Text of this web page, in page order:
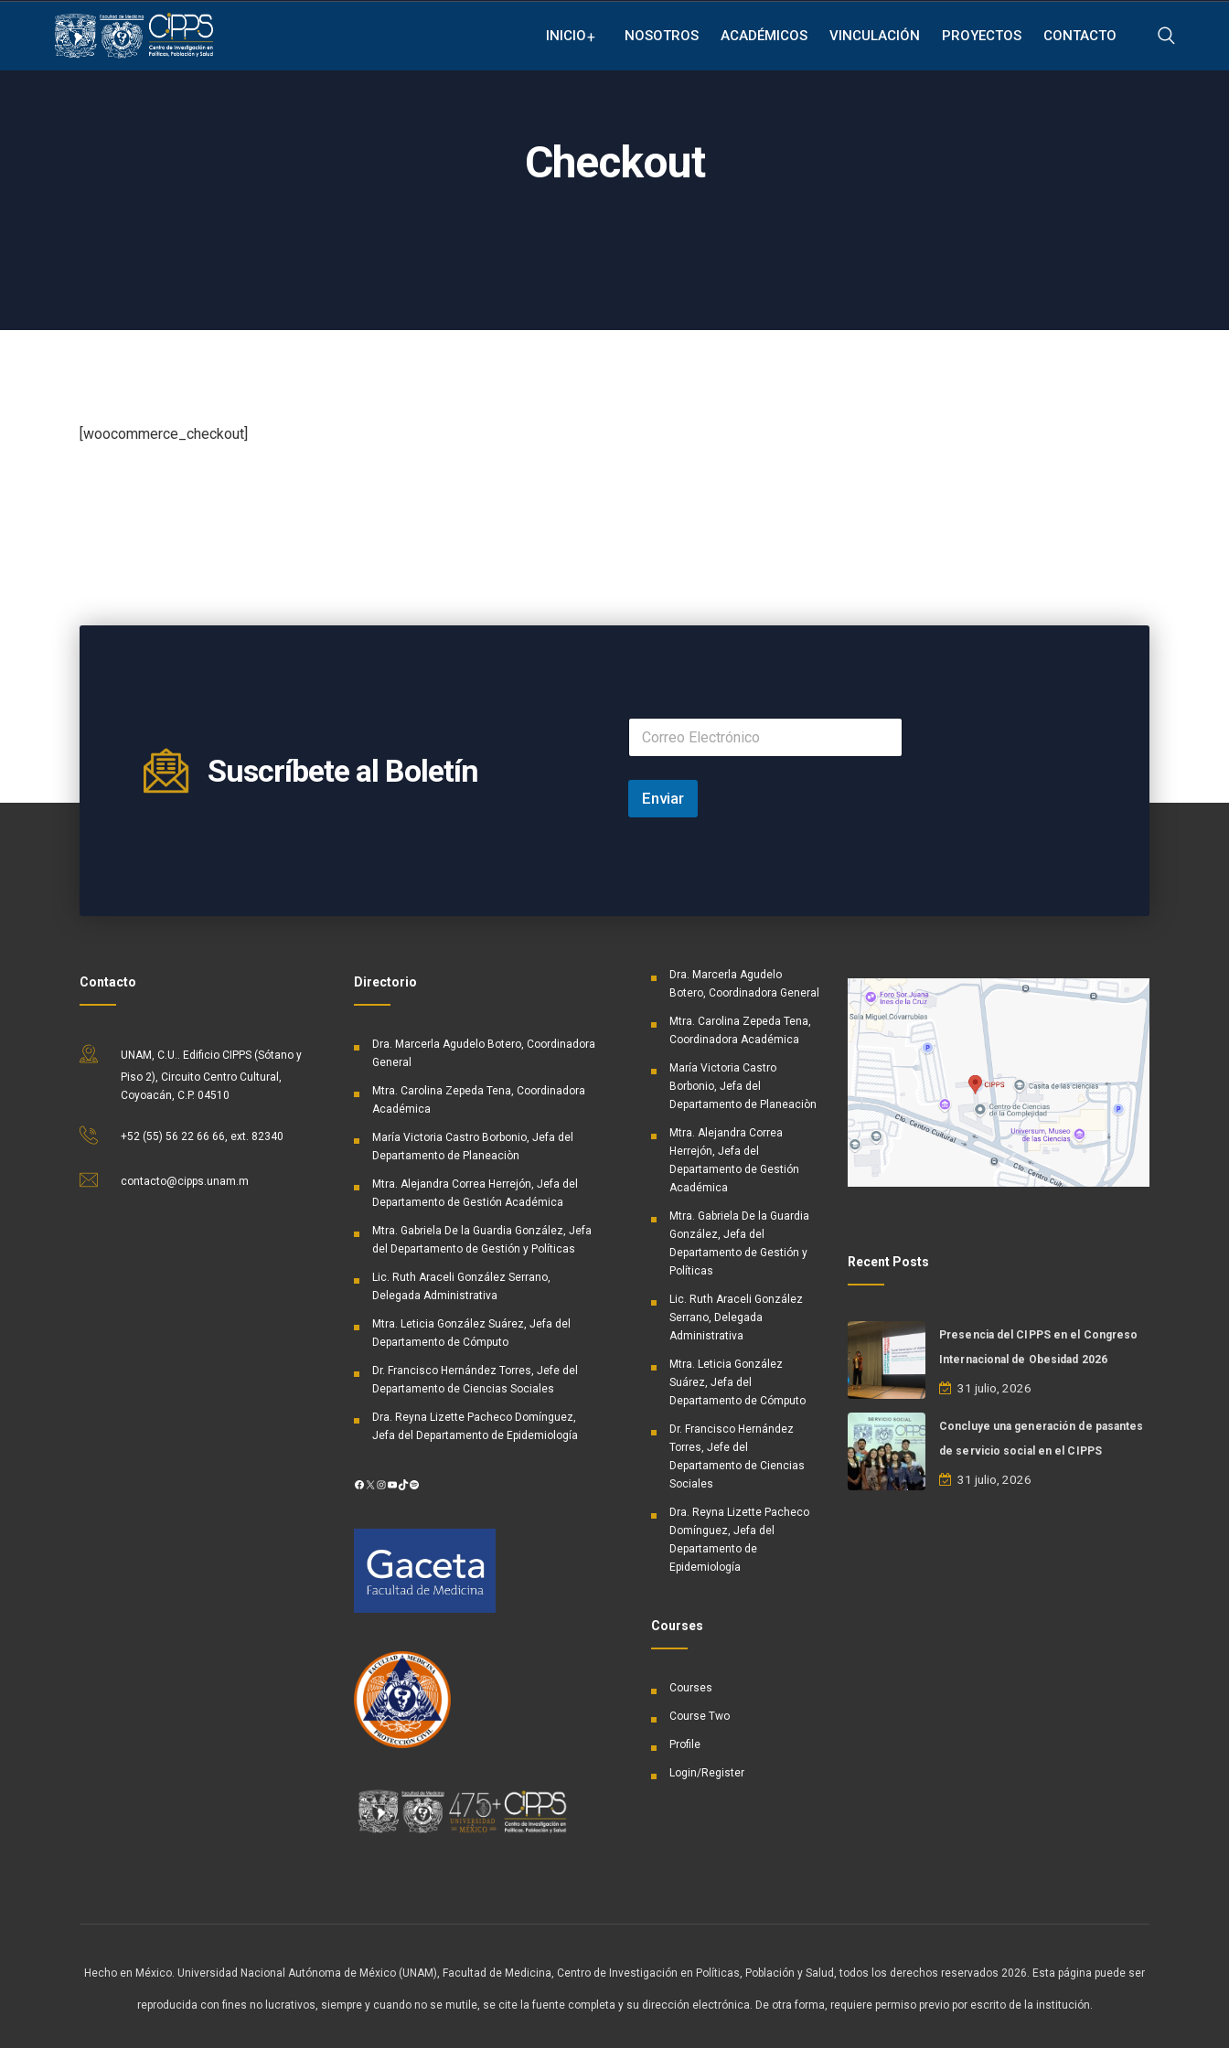
INICIO NOSOTROS ACADÉMICOS VINCULACIÓN PROYECTOS CONTACTO
Checkout
[woocommerce_checkout]
Suscríbete al Boletín
Enviar
Contacto
UNAM, C.U.. Edificio CIPPS (Sótano y
Piso 2), Circuito Centro Cultural,
Coyoacán, C.P. 04510
+52 (55) 56 22 66 66, ext. 82340
contacto@cipps.unam.m
Directorio
Dra. Marcerla Agudelo Botero, Coordinadora
General
Mtra. Carolina Zepeda Tena, Coordinadora
Académica
María Victoria Castro Borbonio, Jefa del
Departamento de Planeaciòn
Mtra. Alejandra Correa Herrejón, Jefa del
Departamento de Gestión Académica
Mtra. Gabriela De la Guardia González, Jefa
del Departamento de Gestión y Políticas
Lic. Ruth Araceli González Serrano,
Delegada Administrativa
Mtra. Leticia González Suárez, Jefa del
Departamento de Cómputo
Dr. Francisco Hernández Torres, Jefe del
Departamento de Ciencias Sociales
Dra. Reyna Lizette Pacheco Domínguez,
Jefa del Departamento de Epidemiología
Facebook
X Instagram
YouTube
TikTok
Spotify
Dra. Marcerla Agudelo
Botero, Coordinadora General
Mtra. Carolina Zepeda Tena,
Coordinadora Académica
María Victoria Castro
Borbonio, Jefa del
Departamento de Planeaciòn
Mtra. Alejandra Correa
Herrejón, Jefa del
Departamento de Gestión
Académica
Mtra. Gabriela De la Guardia
González, Jefa del
Departamento de Gestión y
Políticas
Lic. Ruth Araceli González
Serrano, Delegada
Administrativa
Mtra. Leticia González
Suárez, Jefa del
Departamento de Cómputo
Dr. Francisco Hernández
Torres, Jefe del
Departamento de Ciencias
Sociales
Dra. Reyna Lizette Pacheco
Domínguez, Jefa del
Departamento de
Epidemiología
Courses
Courses
Course Two
Profile
Login/Register
Recent Posts
Presencia del CIPPS en el Congreso
Internacional de Obesidad 2026
31 julio, 2026
Concluye una generación de pasantes
de servicio social en el CIPPS
31 julio, 2026
Hecho en México. Universidad Nacional Autónoma de México (UNAM), Facultad de Medicina, Centro de Investigación en Políticas, Población y Salud, todos los derechos reservados 2026. Esta página puede ser
reproducida con fines no lucrativos, siempre y cuando no se mutile, se cite la fuente completa y su dirección electrónica. De otra forma, requiere permiso previo por escrito de la institución.